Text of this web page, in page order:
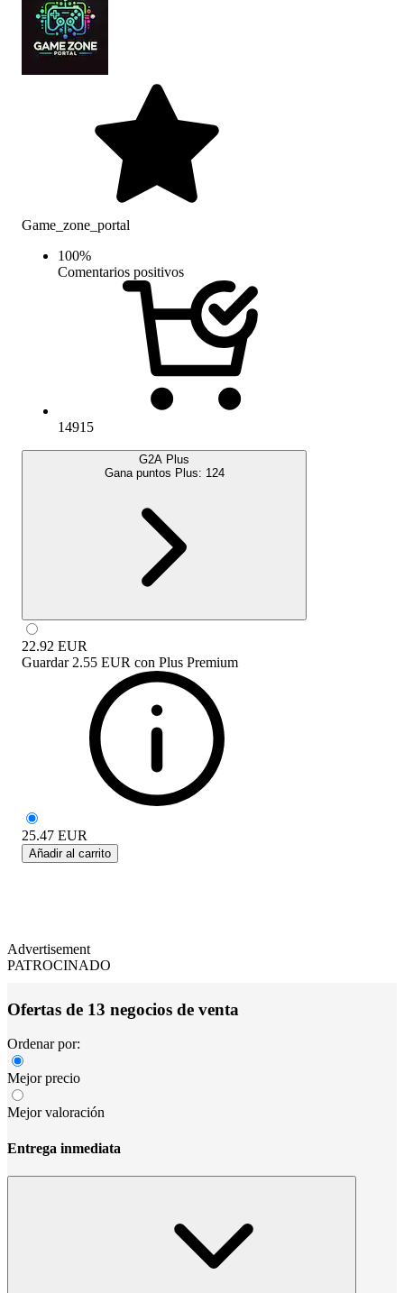
Game_zone_portal
100%
Comentarios positivos
14915
G2A Plus
Gana puntos Plus: 124
22.92 EUR
Guardar 2.55 EUR con Plus Premium
25.47 EUR
Añadir al carrito
Advertisement
PATROCINADO
Ofertas de 13 negocios de venta
Ordenar por:
Mejor precio
Mejor valoración
Entrega inmediata